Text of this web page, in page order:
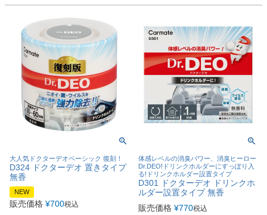
大人気ドクターデオベーシック 復刻！
D324 ドクターデオ 置きタイプ
無香
NEW
販売価格 ¥700税込
体感レベルの消臭パワー、消臭ヒーロー
Dr.DEO!ドリンクホルダーにすっぽり入
る!ドリンクホルダー設置タイプ
D301 ドクターデオ ドリンクホ
ルダー設置タイプ 無香
販売価格 ¥770税込